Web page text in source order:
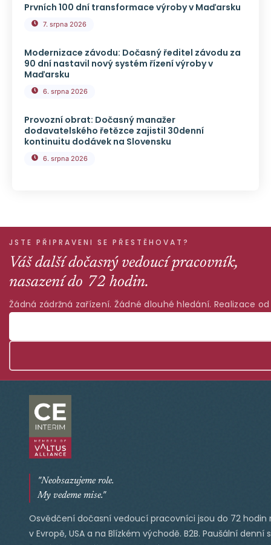
Prvních 100 dní transformace výroby v Maďarsku
7. srpna 2026
Modernizace závodu: Dočasný ředitel závodu za
90 dní nastavil nový systém řízení výroby v
Maďarsku
6. srpna 2026
Provozní obrat: Dočasný manažer
dodavatelského řetězce zajistil 30denní
kontinuitu dodávek na Slovensku
6. srpna 2026
JSTE PŘIPRAVENI SE PŘESTĚHOVAT?
Váš další dočasný vedoucí pracovník,
nasazení do 72 hodin.
Žádná zádržná zařízení. Žádné dlouhé hledání. Realizace
"Neobsazujeme role.
My vedeme mise."
Osvědčení dočasní vedoucí pracovníci jsou do 72 hodin
v Evropě, USA a na Blízkém východě. B2B. Paušální denní